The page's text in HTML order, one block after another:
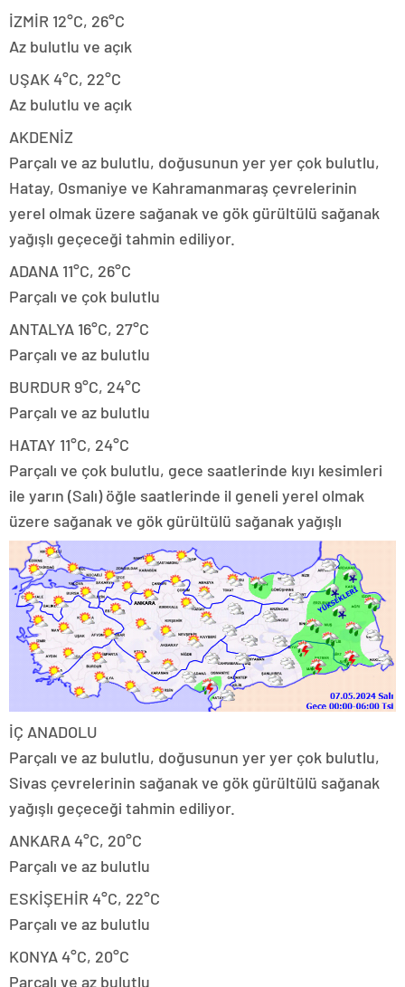
İZMİR 12°C, 26°C
Az bulutlu ve açık
UŞAK 4°C, 22°C
Az bulutlu ve açık
AKDENİZ
Parçalı ve az bulutlu, doğusunun yer yer çok bulutlu,
Hatay, Osmaniye ve Kahramanmaraş çevrelerinin
yerel olmak üzere sağanak ve gök gürültülü sağanak
yağışlı geçeceği tahmin ediliyor.
ADANA 11°C, 26°C
Parçalı ve çok bulutlu
ANTALYA 16°C, 27°C
Parçalı ve az bulutlu
BURDUR 9°C, 24°C
Parçalı ve az bulutlu
HATAY 11°C, 24°C
Parçalı ve çok bulutlu, gece saatlerinde kıyı kesimleri
ile yarın (Salı) öğle saatlerinde il geneli yerel olmak
üzere sağanak ve gök gürültülü sağanak yağışlı
İÇ ANADOLU
Parçalı ve az bulutlu, doğusunun yer yer çok bulutlu,
Sivas çevrelerinin sağanak ve gök gürültülü sağanak
yağışlı geçeceği tahmin ediliyor.
ANKARA 4°C, 20°C
Parçalı ve az bulutlu
ESKİŞEHİR 4°C, 22°C
Parçalı ve az bulutlu
KONYA 4°C, 20°C
Parçalı ve az bulutlu